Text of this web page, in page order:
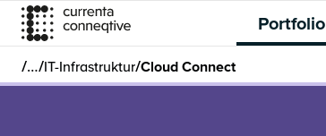
Portfolio
/…/IT-Infrastruktur/Cloud Connect